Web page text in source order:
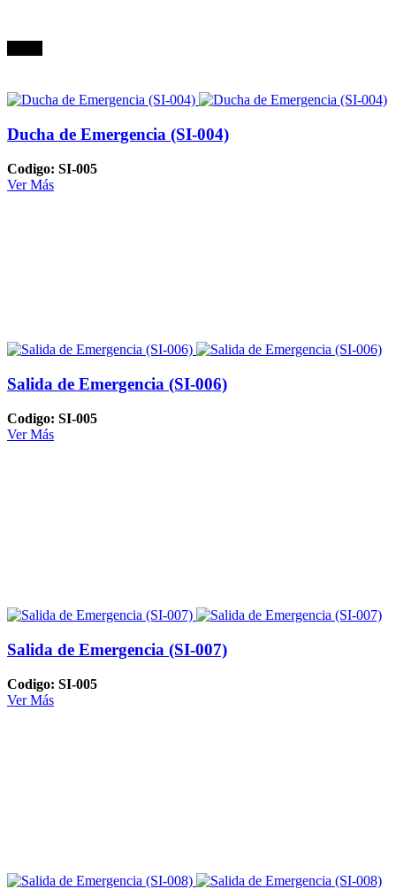
Ducha de Emergencia (SI-004)
Codigo: SI-005
Ver Más
Salida de Emergencia (SI-006)
Codigo: SI-005
Ver Más
Salida de Emergencia (SI-007)
Codigo: SI-005
Ver Más